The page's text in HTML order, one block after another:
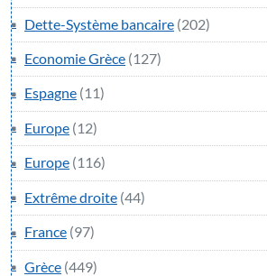
Dette-Système bancaire (202)
Economie Grèce (127)
Espagne (11)
Europe (12)
Europe (116)
Extrême droite (44)
France (97)
Grèce (449)